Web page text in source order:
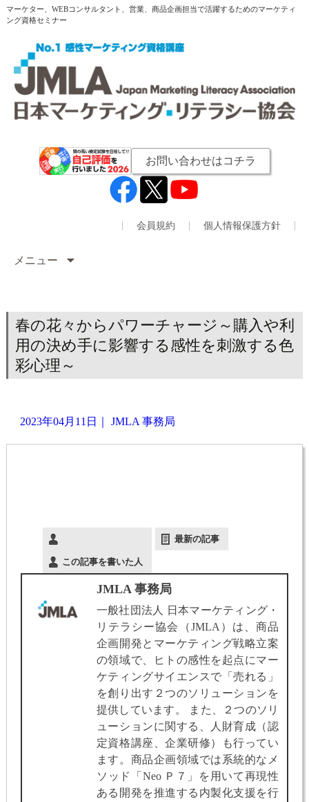
マーケター、WEBコンサルタント、営業、商品企画担当で活躍するためのマーケティ
ング資格セミナー
お問い合わせはコチラ
会員規約 個人情報保護方針
メニュー
春の花々からパワーチャージ～購入や利
用の決め手に影響する感性を刺激する色
彩心理～
2023年04月11日 JMLA 事務局
この記事を書いた人
最新の記事
JMLA 事務局
一般社団法人 日本マーケティング・
リテラシー協会（JMLA）は、商品
企画開発とマーケティング戦略立案
の領域で、ヒトの感性を起点にマー
ケティングサイエンスで「売れる」
を創り出す２つのソリューションを
提供しています。 また、２つのソリ
ューションに関する、人財育成（認
定資格講座、企業研修）も行ってい
ます。商品企画領域では系統的なメ
ソッド「Neo Ｐ７」を用いて再現性
ある開発を推進する内製化支援を行